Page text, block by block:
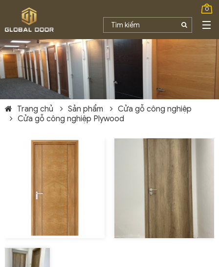
0
Trang chủ Sản phẩm
Cửa gỗ công nghiệp
Cửa gỗ công nghiệp Plywood